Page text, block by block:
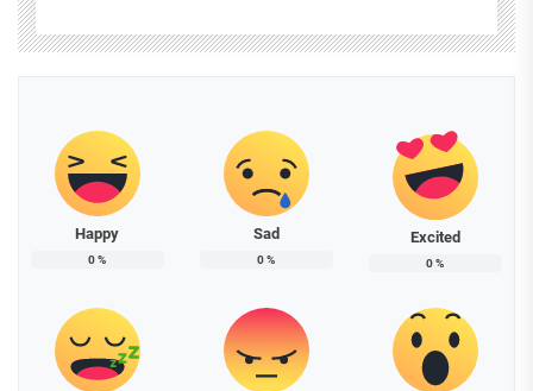
Happy
0%
Sad
0%
Excited
0%